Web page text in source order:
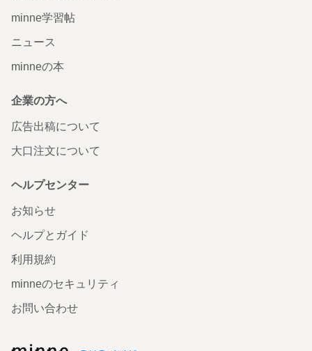
minne学習帖
ニュース
minneの本
企業の方へ
広告出稿について
大口注文について
ヘルプセンター
お知らせ
ヘルプとガイド
利用規約
minneのセキュリティ
お問い合わせ